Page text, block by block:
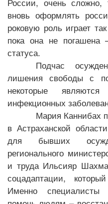
вновь оформлять
роковую роль играет
пока она не погашена
статуса.
Подчас
лишения свободы с
некоторые
инфекционных
Мария Каннибах
в Астраханской
для бывших
регионального
и труда Ильсияр
соцадаптации,
Именно специалисты